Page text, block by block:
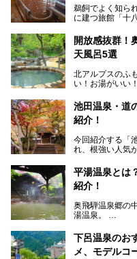
鵜飼でよく知ら
に建つ旅館「十
濁り湯で、地産
そして大浴場は
岐阜の手仕事に
ょう！
───
提供元：岐阜県
この記事は岐阜
開放感抜群！
天風呂5選
北アルプスのふ
い！お湯がいい
「平湯温泉」「
穂高温泉」と5つ
風呂を5ヶ所ご
温泉ですよ！
池田温泉・道
紹介！
今回紹介する「
れ、根強い人気
温泉旅として利
池田温泉には道
そんな池田温泉
平湯温泉とは
紹介！
奥飛騨温泉郷の
湯温泉。
らの利用客も増
今回は、平湯温
介します。気に
下呂温泉のお
メ、モデルコ